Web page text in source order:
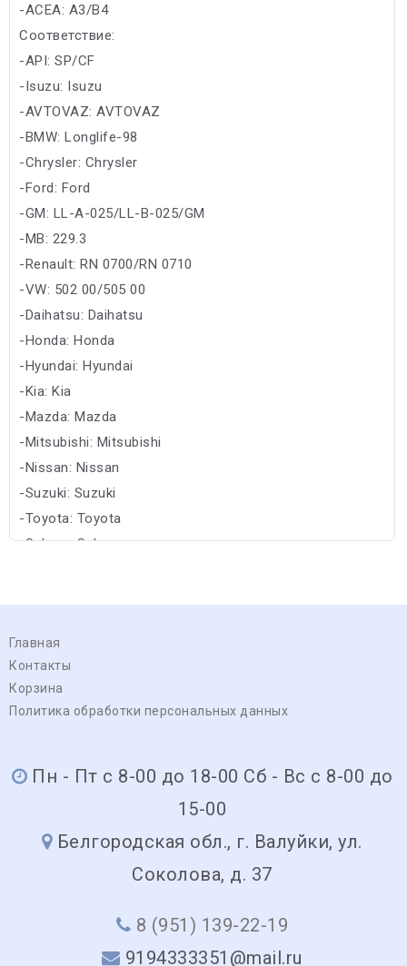
-ACEA: A3/B4
Соответствие:
-API: SP/CF
-Isuzu: Isuzu
-AVTOVAZ: AVTOVAZ
-BMW: Longlife-98
-Chrysler: Chrysler
-Ford: Ford
-GM: LL-A-025/LL-B-025/GM
-MB: 229.3
-Renault: RN 0700/RN 0710
-VW: 502 00/505 00
-Daihatsu: Daihatsu
-Honda: Honda
-Hyundai: Hyundai
-Kia: Kia
-Mazda: Mazda
-Mitsubishi: Mitsubishi
-Nissan: Nissan
-Suzuki: Suzuki
-Toyota: Toyota
-Subaru: Subaru
Главная
Контакты
Корзина
Политика обработки персональных данных
Пн - Пт с 8-00 до 18-00 Сб - Вс с 8-00 до
15-00
Белгородская обл., г. Валуйки, ул.
Соколова, д. 37
8 (951) 139-22-19
9194333351@mail.ru